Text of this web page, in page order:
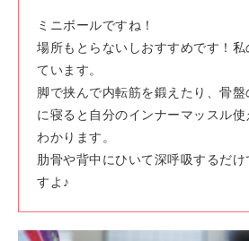
ミニボールですね！
場所もとらないしおすすめです！
ています。
脚で挟んで内転筋を鍛えたり、骨
に寝ると自分のインナーマッスル
わかります。
肋骨や背中にひいて深呼吸するだけ
すよ♪